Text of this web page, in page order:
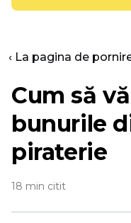
‹ La pagina de
Cum să
bunurile
piraterie
18 min citit